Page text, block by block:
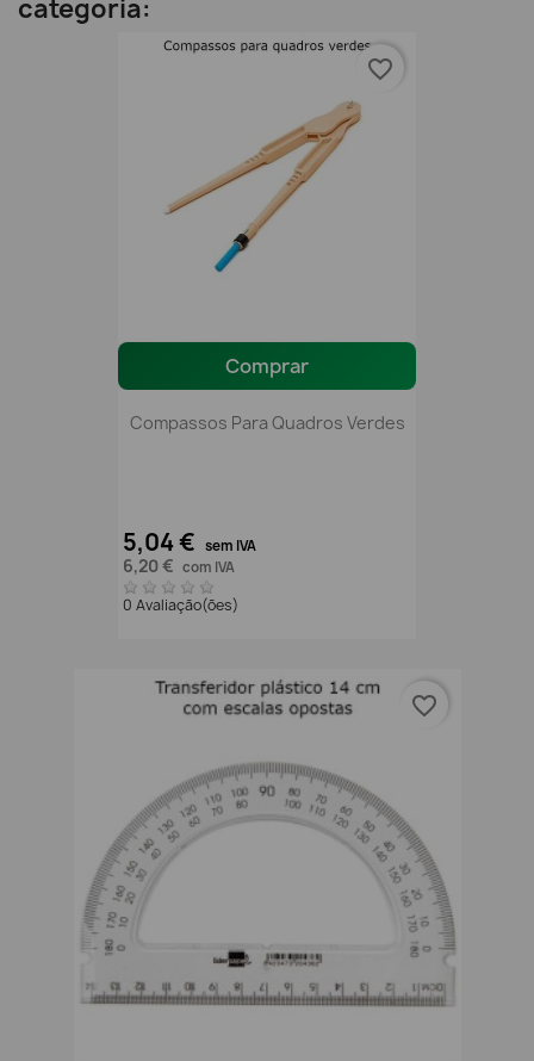
categoria:
Comprar
Compassos Para Quadros Verdes
5,04 € sem IVA
6,20 € com IVA
0 Avaliação(ões)
favorite_border
favorite_border